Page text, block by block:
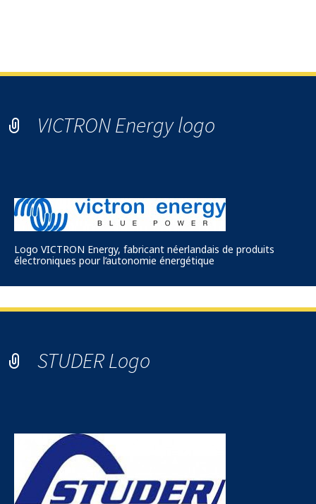
VICTRON Energy logo
Logo VICTRON Energy, fabricant néerlandais de produits
électroniques pour l’autonomie énergétique
STUDER Logo